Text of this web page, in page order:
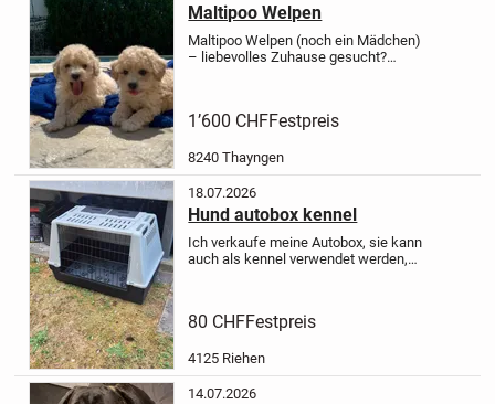
Maltipoo Welpen
Maltipoo Welpen (noch ein Mädchen)
– liebevolles Zuhause gesucht?
geimpft, gechippt,...
1’600 CHFFestpreis
8240 Thayngen
18.07.2026
Hund autobox kennel
Ich verkaufe meine Autobox, sie kann
auch als kennel verwendet werden,
einem Kabelbinder...
80 CHFFestpreis
4125 Riehen
14.07.2026